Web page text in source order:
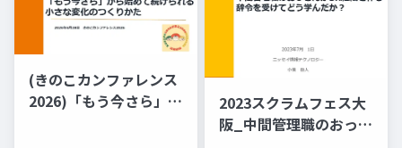
(きのこカンファレンス
2026)「もう​今さら」か
2023スクラムフェス大
阪_中間管理職のおっさ